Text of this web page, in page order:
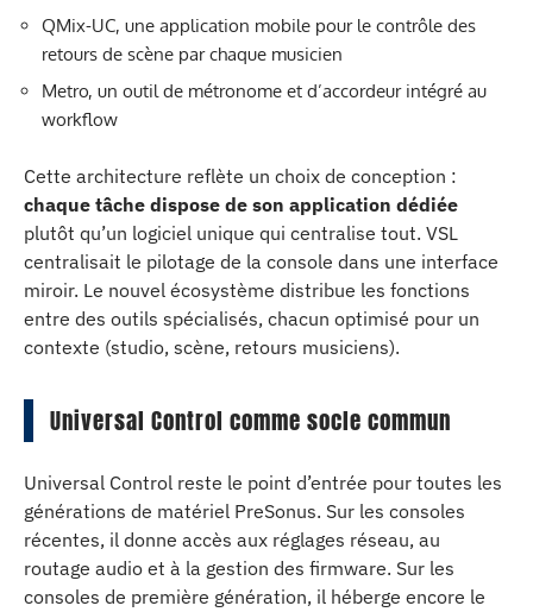
QMix-UC, une application mobile pour le contrôle des
retours de scène par chaque musicien
Metro, un outil de métronome et d’accordeur intégré au
workflow
Cette architecture reflète un choix de conception :
chaque tâche dispose de son application dédiée
plutôt qu’un logiciel unique qui centralise tout. VSL
centralisait le pilotage de la console dans une interface
miroir. Le nouvel écosystème distribue les fonctions
entre des outils spécialisés, chacun optimisé pour un
contexte (studio, scène, retours musiciens).
Universal Control comme socle commun
Universal Control reste le point d’entrée pour toutes les
générations de matériel PreSonus. Sur les consoles
récentes, il donne accès aux réglages réseau, au
routage audio et à la gestion des firmware. Sur les
consoles de première génération, il héberge encore le